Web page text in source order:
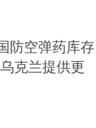
防空弹药库存
克兰提供更